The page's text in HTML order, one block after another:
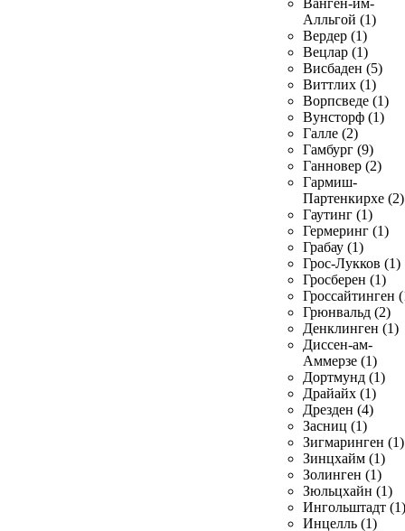
Ванген-им-
Алльгой (1)
Вердер (1)
Вецлар (1)
Висбаден (5)
Виттлих (1)
Ворпсведе (1)
Вунсторф (1)
Галле (2)
Гамбург (9)
Ганновер (2)
Гармиш-
Партенкирхе (2)
Гаутинг (1)
Гермеринг (1)
Грабау (1)
Грос-Лукков (1)
Гросберен (1)
Гроссайтинген
Грюнвальд (2)
Денклинген (1)
Диссен-ам-
Аммерзе (1)
Дортмунд (1)
Драйайх (1)
Дрезден (4)
Засниц (1)
Зигмаринген (1)
Зинцхайм (1)
Золинген (1)
Зюльцхайн (1)
Ингольштадт (1)
Инцелль (1)